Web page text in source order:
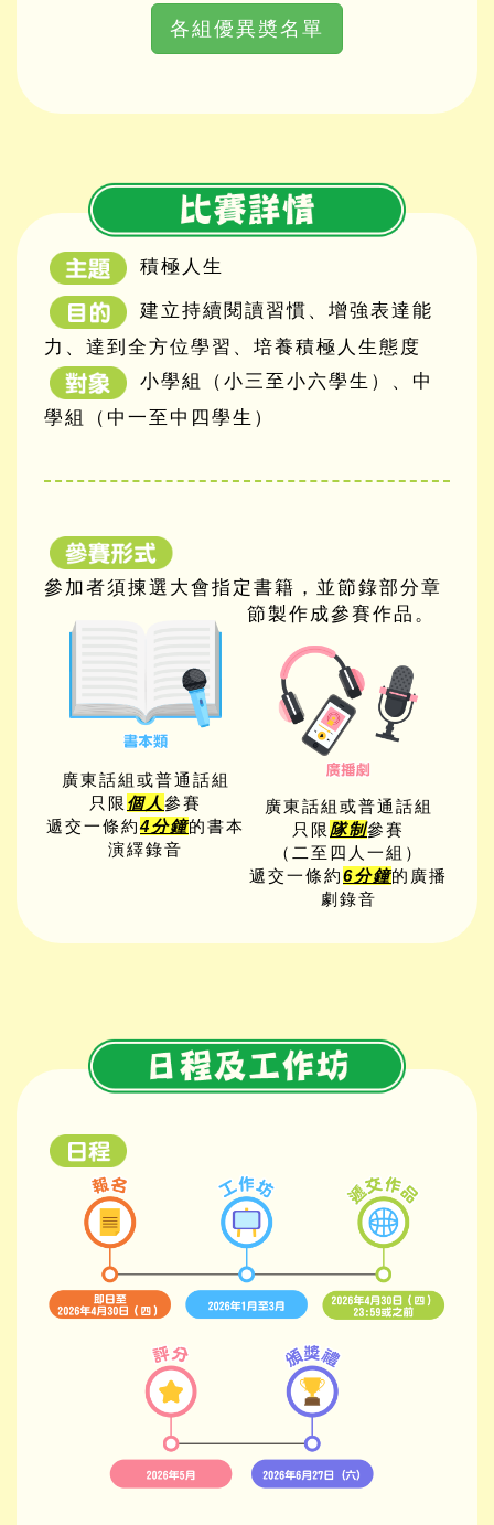
各組優異奬名單
積極人生
建立持續閱讀習慣、增強表達能
力、達到全方位學習、培養積極人生態度
小學組（小三至小六學生）、中
學組（中一至中四學生）
參加者須揀選大會指定書籍，並節錄部分章
節製作成參賽作品。
廣東話組或普通話組
只限 個人 參賽
遞交一條約4分鐘的書本
演繹錄音
廣東話組或普通話組
只限 隊制參賽
（二至四人一組）
遞交一條約6分鐘的廣播
劇錄音